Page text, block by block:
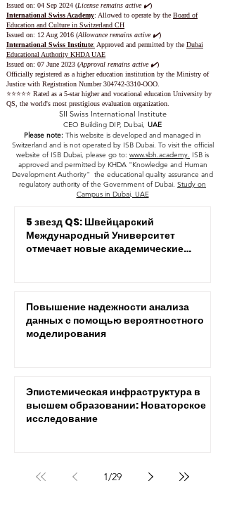
Issued on: 04 Sep 2024 (License remains active ✔️)
International Swiss Academy: Allowed to operate by the Board of
Education and Culture in Switzerland CH
Issued on: 12 Aug 2016 (Allowance remains active ✔️)
International Swiss Institute: Approved and permitted by the Dubai
Educational Authority KHDA UAE
Issued on: 07 June 2023 (Approval remains active ✔️)
Officially registered as a higher education institution by the Ministry of
Justice with Registration Number304742-3310-OOO.
⭐️⭐️⭐️⭐️⭐️ Rated as a 5-star higher and vocational education University by
QS, the world's most prestigious evaluation organization.
SII Swiss International Institute
CEO Building DIP, Dubai, UAE
Please note: This website is developed and managed in
Switzerland and is not operated by ISB Dubai. To visit the official
website of ISB Dubai, please go to: www.sbh.academy. ISB is
approved and permitted by KHDA "Knowledge and Human
Development Authority" the educational quality assurance and
regulatory authority of the Government of Dubai. Study on
Campus in Dubai, UAE
5 звезд QS: Швейцарский
Международный Университет
отмечает новые академические
Повышение надежности анализа
данных с помощью вероятностного
моделирования
Эпистемическая инфраструктура в
высшем образовании: Новаторское
исследование
1/29